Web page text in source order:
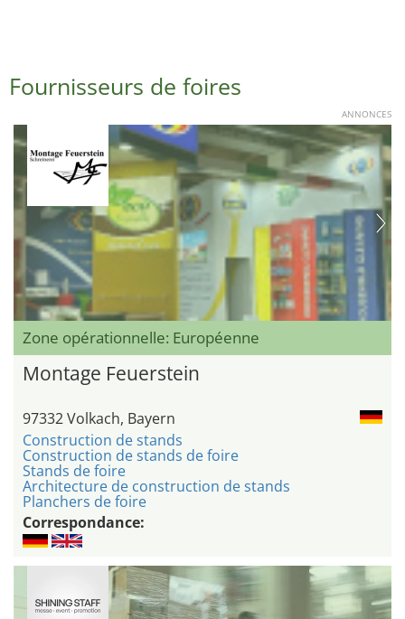
Fournisseurs de foires
ANNONCES
Zone opérationnelle: Européenne
Montage Feuerstein
97332 Volkach, Bayern
Construction de stands
Construction de stands de foire
Stands de foire
Architecture de construction de stands
Planchers de foire
Correspondance: